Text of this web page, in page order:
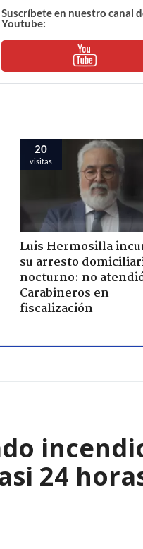
Suscríbete en nuestro canal
Youtube:
20
visitas
Luis Hermosilla
su arresto
nocturno: no
Carabineros en
fiscalización
24